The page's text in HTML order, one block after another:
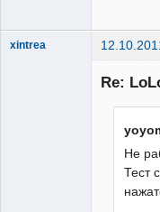
xintrea
Re:
Не
Тест